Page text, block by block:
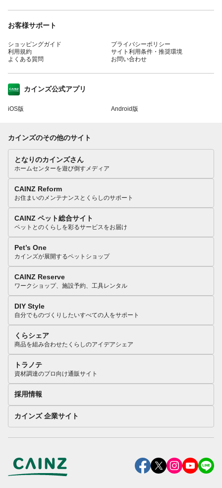
お客様サポート
ショッピングガイド
利用規約
よくある質問
プライバシーポリシー
サイト利用条件・推奨環境
お問い合わせ
カインズ公式アプリ
iOS版 Android版
カインズのその他のサイト
となりのカインズさん
ホームセンターを遊び倒すメディア
CAINZ Reform
お住まいのメンテナンスとくらしのサポート
CAINZ ペット総合サイト
ペットとのくらしを彩るサービスをお届け
Pet’s One
カインズが展開するペットショップ
CAINZ Reserve
ワークショップ、施設予約、工具レンタル
DIY Style
自分でものづくりしたいすべての人をサポート
くらシェア
商品を組み合わせたくらしのアイデアシェア
トラノテ
資材調達のプロ向け通販サイト
採用情報
カインズ 企業サイト